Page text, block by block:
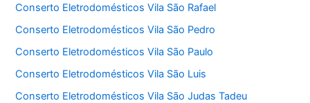
Conserto Eletrodomésticos Vila São Rafael
Conserto Eletrodomésticos Vila São Pedro
Conserto Eletrodomésticos Vila São Paulo
Conserto Eletrodomésticos Vila São Luis
Conserto Eletrodomésticos Vila São Judas Tadeu